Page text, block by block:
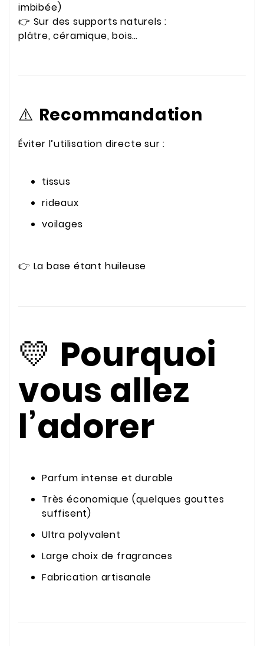
imbibée)
👉 Sur des supports naturels :
plâtre, céramique, bois…
⚠️ Recommandation
Éviter l’utilisation directe sur :
tissus
rideaux
voilages
👉 La base étant huileuse
💛 Pourquoi
vous allez
l’adorer
Parfum intense et durable
Très économique (quelques gouttes
suffisent)
Ultra polyvalent
Large choix de fragrances
Fabrication artisanale